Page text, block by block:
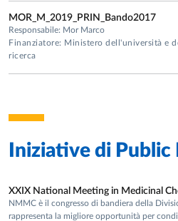
MOR_M_2019_PRIN_Bando2017
Responsabile: Mor Marco
Finanziatore: Ministero dell'università e
ricerca
Iniziative di Public
XXIX National Meeting in Medicinal
NMMC è il congresso di bandiera della
rappresenta la migliore opportunità per